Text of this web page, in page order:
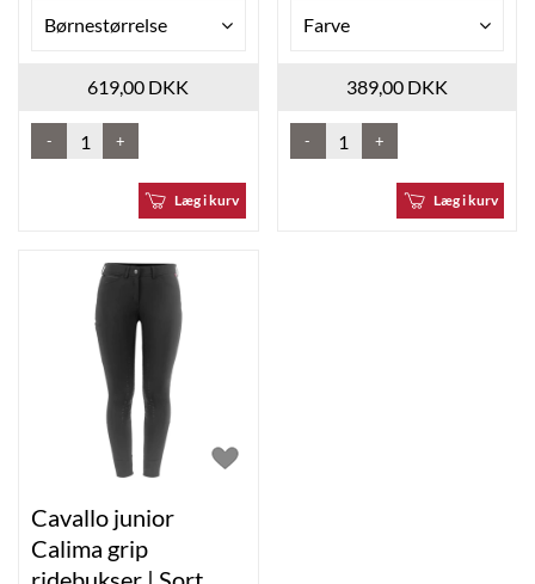
Børnestørrelse
619,00 DKK
- +
Læg i kurv
Farve
389,00 DKK
- +
Læg i kurv
Cavallo junior
Calima grip